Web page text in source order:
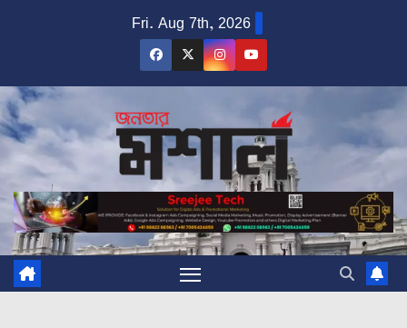
Fri. Aug 7th, 2026